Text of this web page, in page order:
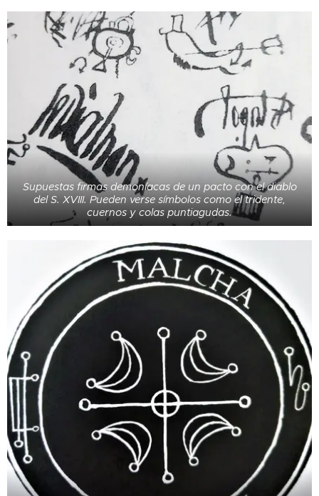
Supuestas firmas demoníacas de un pacto con el diablo
del S. XVIII. Pueden verse símbolos como el tridente,
cuernos y colas puntiagudas.